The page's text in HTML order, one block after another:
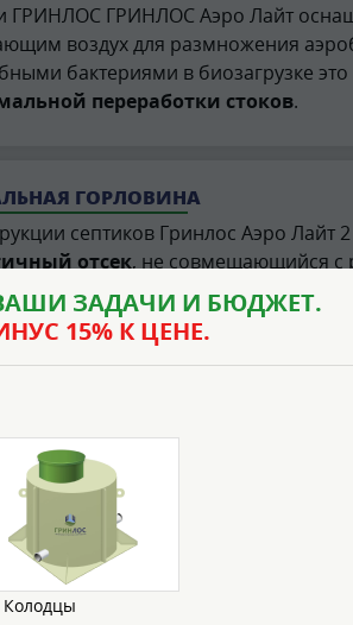
ГРИНЛОС ГРИНЛОС Аэро Лайт
воздух для размножения
бактериями в биозагрузке это
переработки стоков.
ГОРЛОВИНА
септиков Гринлос Аэро Лайт
отсек, не совмещающийся с
затопление
с аналогом из серии Аэро,
менее затратной в изготовлении и
ЗАДАЧИ И БЮДЖЕТ.
15% К ЦЕНЕ.
Колодцы